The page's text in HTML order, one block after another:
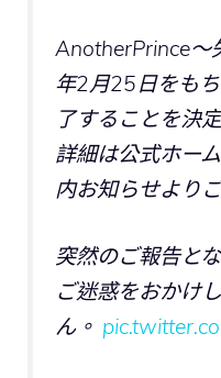
AnotherPrince～
年2月25日をも
了することを決
詳細は公式ホー
内お知らせより
突然のご報告と
ご迷惑をおかけ
ん。